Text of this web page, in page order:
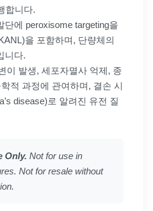
합니다.
단에 peroxisome targeting을
을 포함하며, 단량체의
니다.
이 발생, 세포자멸사 억제, 종
적 과정에 관여하며, 결손 시
disease)로 알려진 유전 질
Only. Not for use in
Not for resale without